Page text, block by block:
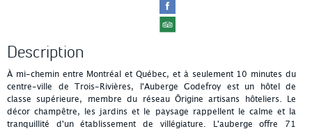
Description
À mi-chemin entre Montréal et Québec, et à seulement 10 minutes du
centre-ville de Trois-Rivières, l'Auberge Godefroy est un hôtel de
classe supérieure, membre du réseau Ôrigine artisans hôteliers. Le
décor champêtre, les jardins et le paysage rappellent le calme et la
tranquillité d'un établissement de villégiature. L'auberge offre 71